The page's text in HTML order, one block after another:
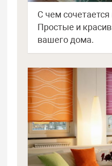
С чем
Простые и
вашего дома.